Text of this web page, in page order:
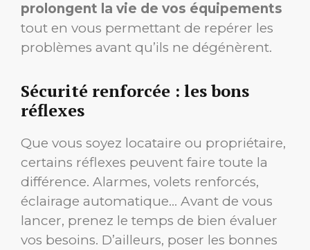
prolongent la vie de vos équipements
tout en vous permettant de repérer les
problèmes avant qu’ils ne dégénèrent.
Sécurité renforcée : les bons
réflexes
Que vous soyez locataire ou propriétaire,
certains réflexes peuvent faire toute la
différence. Alarmes, volets renforcés,
éclairage automatique… Avant de vous
lancer, prenez le temps de bien évaluer
vos besoins. D’ailleurs, poser les bonnes